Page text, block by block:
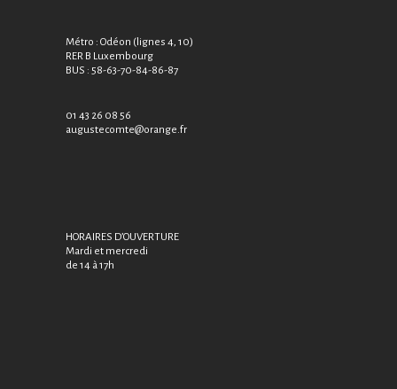
Métro : Odéon (lignes 4, 10)
RER B Luxembourg
BUS : 58-63-70-84-86-87
01 43 26 08 56
augustecomte@orange.fr
HORAIRES D’OUVERTURE
Mardi et mercredi
de 14 à 17h